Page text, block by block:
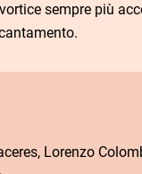
sempre più
Lorenzo